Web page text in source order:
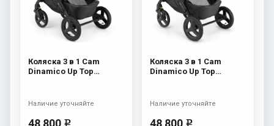
Коляска 3 в 1 Cam
Dinamico Up Top
e
Наличие уточняйте
Коляска 3 в 1 Cam
Dinamico Up Top
e
Наличие уточняйте